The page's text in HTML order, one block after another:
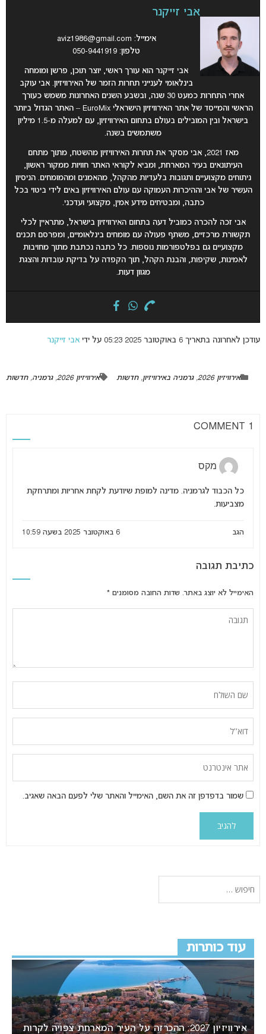
אבי זייקנר
אימייל: aviz1986@gmail.com
טלפון: 050-9441919
אבי זייקנר הוא עורך ראשי, יוצר תוכן, פרשן ומומחה
בינלאומי לענייני תחרות הזמר של האירוויזיון. אבי עוקב
אחרי התחרות כמעט 30 שנה, ובשבע השנים האחרונות משמש כעורך
הראשי והמייסד של אתר האירוויזיון הישראלי EuroMix – האתר הגדול ביותר
בישראל ובין המובילים בעולם בתחום האירוויזיון, עם למעלה מ-1.5 מיליון
משתמשים בשנה.
מאז 2021, אבי מסקר את תחרות האירוויזיון מהשטח, מתוך מתחם
העיתונאים בעיר המארחת, ומביא לקוראי האתר חוויות ממקור ראשון,
ניתוחים מקצועיים ותגובות בלעדיות מהקהל, מהאמנים ומהמומחים. הניסיון
העשיר של אבי וההיכרות העמוקה עם עולם האירוויזיון באים לידי ביטוי בכל
כתבה, ומבטיחים מידע אמין, מקצועי ועדכני.
אבי זכה להכרה כמוביל דעה בתחום האירוויזיון בישראל, מתראיין לכלי
תקשורת מרכזיים, משתף פעולה עם מומחים בינלאומיים, ומפרסם תכנים
מקצועיים גם בפלטפורמות נוספות. כל כתבה נכתבת מתוך מחויבות
לאמינות, שקיפות, והבנת הקהל, תוך הקפדה על בדיקת עובדות והצגת
מגוון דעות.
עודכן לאחרונה בתאריך 6 באוקטובר 2025 05:23 על ידי אבי זייקנר
אירוויזיון 2026 , גרמניה באירוויזיון, חדשות אירוויזיון 2026 , גרמניה, חדשות
1 COMMENT
מקס
כל הכבוד לגרמניה. מדינה למופת שיודעת לקחת אחריות ומתרחקת
מצביעות.
6 באוקטובר 2025 בשעה 10:59 הגב
כתיבת תגובה
האימייל לא יוצג באתר. שדות החובה מסומנים *
שמור בדפדפן זה את השם, האימייל והאתר שלי לפעם הבאה שאגיב.
עוד כותרות
אירוויזיון 2027: ההכרזה על העיר המארחת צפויה לקרות